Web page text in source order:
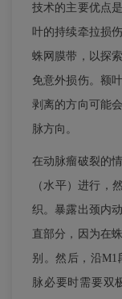
技术的主要优点
叶的持续牵拉损
蛛网膜带，以探
免意外损伤。额
剥离的方向可能
脉方向。
在动脉瘤破裂的
（水平）进行，
织。暴露出颈内
直部分，因为在
别。然后，沿
脉必要时需要双